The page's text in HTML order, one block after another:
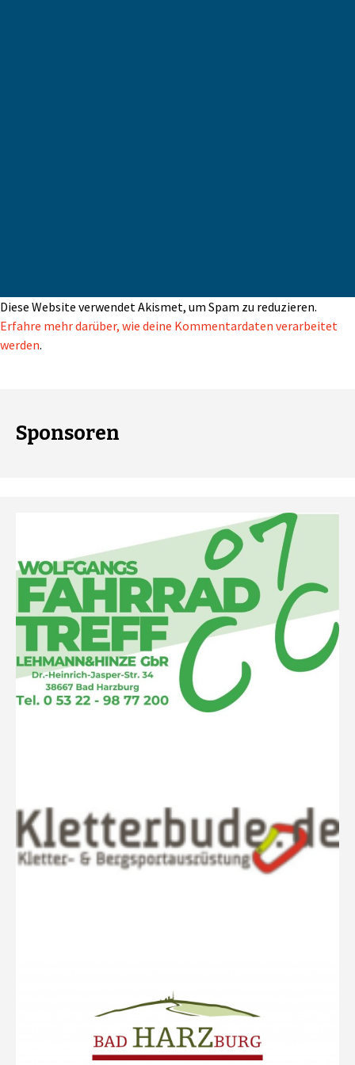
Diese Website verwendet Akismet, um Spam zu reduzieren.
Erfahre mehr darüber, wie deine Kommentardaten verarbeitet
werden.
Sponsoren